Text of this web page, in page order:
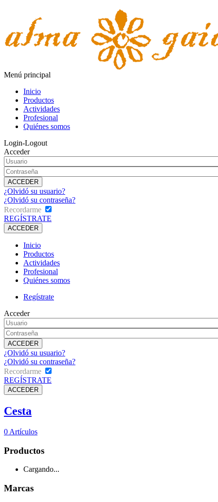
Menú principal
Inicio
Productos
Actividades
Profesional
Quiénes somos
Login-Logout
Acceder
¿Olvidó su usuario?
¿Olvidó su contraseña?
Recordarme
REGÍSTRATE
Inicio
Productos
Actividades
Profesional
Quiénes somos
Regístrate
Acceder
¿Olvidó su usuario?
¿Olvidó su contraseña?
Recordarme
REGÍSTRATE
Cesta
0 Artículos
Productos
Cargando...
Marcas